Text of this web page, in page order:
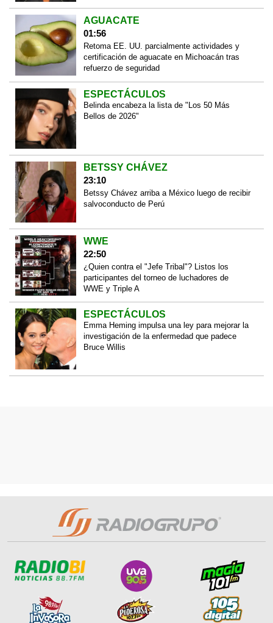
AGUACATE
01:56
Retoma EE. UU. parcialmente actividades y
certificación de aguacate en Michoacán tras
refuerzo de seguridad
ESPECTÁCULOS
Belinda encabeza la lista de "Los 50 Más
Bellos de 2026"
BETSSY CHÁVEZ
23:10
Betssy Chávez arriba a México luego de recibir
salvoconducto de Perú
WWE
22:50
¿Quien contra el "Jefe Tribal"? Listos los
participantes del torneo de luchadores de
WWE y Triple A
ESPECTÁCULOS
Emma Heming impulsa una ley para mejorar la
investigación de la enfermedad que padece
Bruce Willis